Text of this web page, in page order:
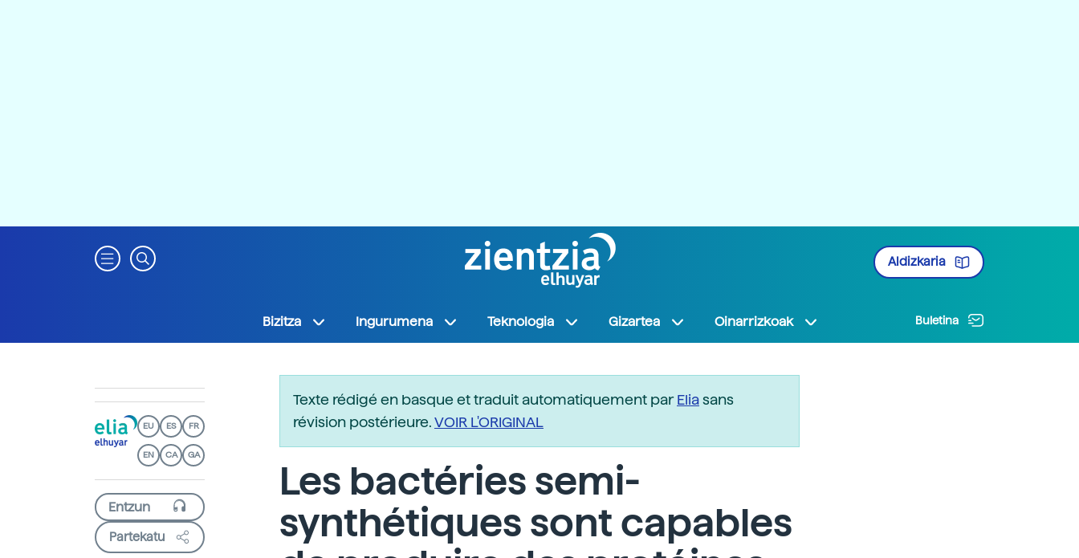
Aldizkaria
Bizitza Ingurumena Teknologia Gizartea Oinarrizkoak Buletina
EU ES FR
EN CA GA
Partekatu
Texte rédigé en basque et traduit automatiquement parEliasans
révision postérieure.VOIR L'ORIGINAL
Les bactéries semi-
synthétiques sont capables